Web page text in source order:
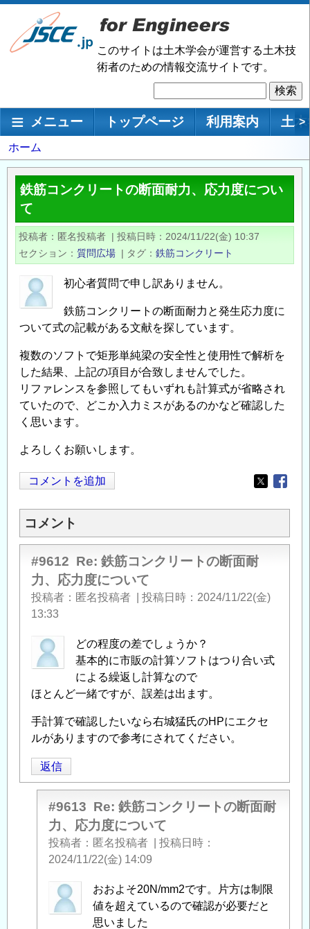
メ
ン
移
このサイトは土木学会が運営する土木技
術者のための情報交流サイトです。
索
メインナビゲーション
メニュー トップページ 利用案内 土 >
パ
ン
く
ず
ホーム
鉄筋コンクリートの断面耐力、応力度につい
て
投稿者 匿名投稿者 | 投稿日時
2024/11/22(金) 10:37
セクション
質問広場 | タグ 鉄筋コンクリート
初心者質問で申し訳ありません。
鉄筋コンクリートの断面耐力と発生応力度に
ついて式の記載がある文献を探しています。
複数のソフトで矩形単純梁の安全性と使用性で解析を
した結果、上記の項目が合致しませんでした。
リファレンスを参照してもいずれも計算式が省略され
ていたので、どこか入力ミスがあるのかなど確認した
く思います。
よろしくお願いします。
コメントを追加
Opens in
コメント
#9612 Re: 鉄筋コンクリートの断面耐
力、応力度について
投稿者 匿名投稿者 投稿日時
2024/11/22(金)
13:33
どの程度の差でしょうか？
基本的に市販の計算ソフトはつり合い式
による繰返し計算なので
ほとんど一緒ですが、誤差は出ます。
手計算で確認したいなら右城猛氏のHPにエクセ
ルがありますので参考にされてください。
返信
#9613 Re: 鉄筋コンクリートの断面耐
力、応力度について
投稿者 匿名投稿者
投稿日時
2024/11/22(金) 14:09
匿
名
おおよそ20N/mm2です。片方は制限
値を超えているので確認が必要だと
思いました